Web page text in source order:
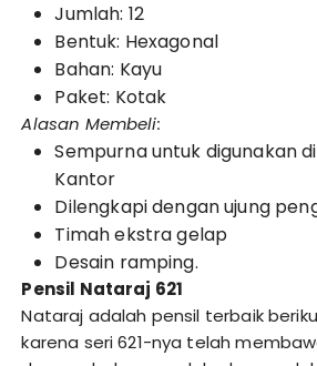
Jumlah: 12
Bentuk: Hexagonal
Bahan: Kayu
Paket: Kotak
Alasan Membeli:
Sempurna untuk digunakan
Kantor
Dilengkapi dengan ujung
Timah ekstra gelap
Desain ramping.
Pensil Nataraj 621
Nataraj adalah pensil terbaik
karena seri 621-nya telah